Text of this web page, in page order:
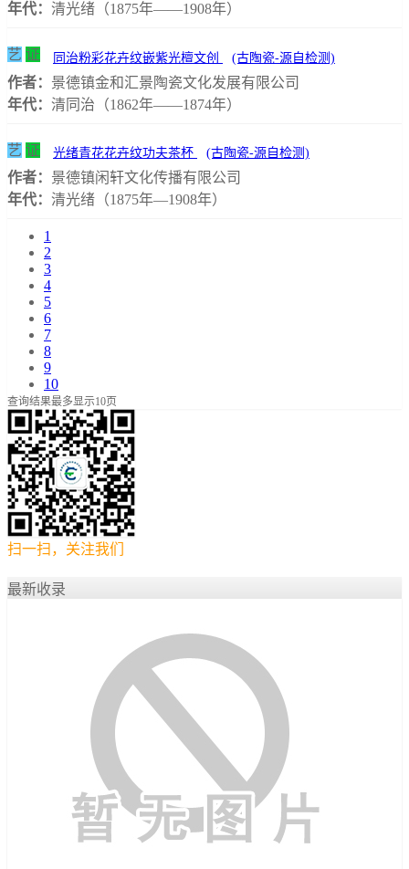
年代： 清光绪（1875年——1908年）
艺 证 同治粉彩花卉纹嵌紫光檀文创 (古陶瓷-源自检测)
作者： 景德镇金和汇景陶瓷文化发展有限公司
年代： 清同治（1862年——1874年）
艺 证 光绪青花花卉纹功夫茶杯 (古陶瓷-源自检测)
作者： 景德镇闲轩文化传播有限公司
年代： 清光绪（1875年—1908年）
1
2
3
4
5
6
7
8
9
10
查询结果最多显示10页
扫一扫，关注我们
最新收录